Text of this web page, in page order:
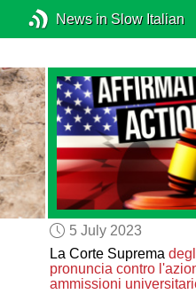
News in Slow Italian
5 July 2023
La Corte Suprema
pronuncia contro
ammissioni